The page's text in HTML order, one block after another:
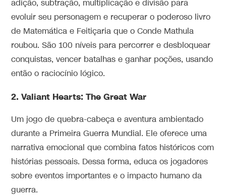
adição, subtração, multiplicação e divisão para
evoluir seu personagem e recuperar o poderoso livro
de Matemática e Feitiçaria que o Conde Mathula
roubou. São 100 níveis para percorrer e desbloquear
conquistas, vencer batalhas e ganhar poções, usando
então o raciocínio lógico.
2.Valiant Hearts: The Great War
Um jogo de quebra-cabeça e aventura ambientado
durante a Primeira Guerra Mundial. Ele oferece uma
narrativa emocional que combina fatos históricos com
histórias pessoais. Dessa forma, educa os jogadores
sobre eventos importantes e o impacto humano da
guerra.